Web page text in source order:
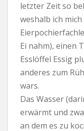
letzter Zeit so
weshalb ich
Ei nahm), einen
Esslöffel Essig
anderes zum
wars.
Das Wasser
erwärmt und
an dem es zu